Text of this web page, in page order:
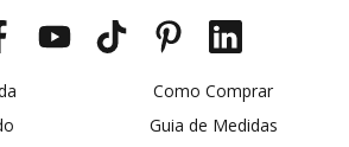
Como Comprar
Guia de Medidas